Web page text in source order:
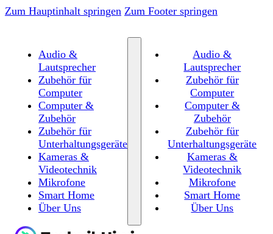
Zum Hauptinhalt springen Zum Footer springen
Audio &
Lautsprecher
Zubehör für
Computer
Computer &
Zubehör
Zubehör für
Unterhaltungsgeräte
Kameras &
Videotechnik
Mikrofone
Smart Home
Über Uns
Audio &
Lautsprecher
Zubehör für
Computer
Computer &
Zubehör
Zubehör für
Unterhaltungsgeräte
Kameras &
Videotechnik
Mikrofone
Smart Home
Über Uns